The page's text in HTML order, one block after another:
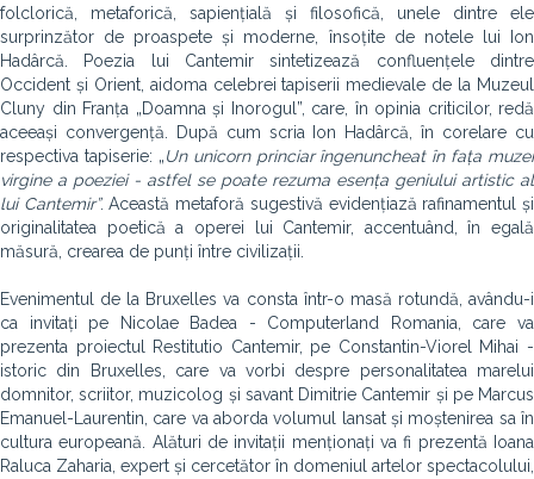
folclorică, metaforică, sapiențială și filosofică, unele dintre ele
surprinzător de proaspete și moderne, însoțite de notele lui Ion
Hadârcă. Poezia lui Cantemir sintetizează confluențele dintre
Occident și Orient, aidoma celebrei tapiserii medievale de la Muzeul
Cluny din Franța „Doamna și Inorogul”, care, în opinia criticilor, redă
aceeași convergență. După cum scria Ion Hadârcă, în corelare cu
respectiva tapiserie: „Un unicorn princiar îngenuncheat în fața muzei
virgine a poeziei - astfel se poate rezuma esența geniului artistic al
lui Cantemir”. Această metaforă sugestivă evidențiază rafinamentul și
originalitatea poetică a operei lui Cantemir, accentuând, în egală
măsură, crearea de punți între civilizații.
Evenimentul de la Bruxelles va consta într-o masă rotundă, avându-i
ca invitați pe Nicolae Badea - Computerland Romania, care va
prezenta proiectul Restitutio Cantemir, pe Constantin-Viorel Mihai -
istoric din Bruxelles, care va vorbi despre personalitatea marelui
domnitor, scriitor, muzicolog și savant Dimitrie Cantemir și pe Marcus
Emanuel-Laurentin, care va aborda volumul lansat și moștenirea sa în
cultura europeană. Alături de invitații menționați va fi prezentă Ioana
Raluca Zaharia, expert și cercetător în domeniul artelor spectacolului,